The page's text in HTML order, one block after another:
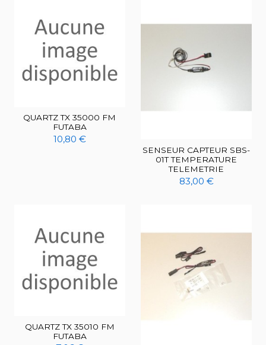
QUARTZ TX 35000 FM
FUTABA
10,80 €
SENSEUR CAPTEUR SBS-
01T TEMPERATURE
TELEMETRIE
83,00 €
QUARTZ TX 35010 FM
FUTABA